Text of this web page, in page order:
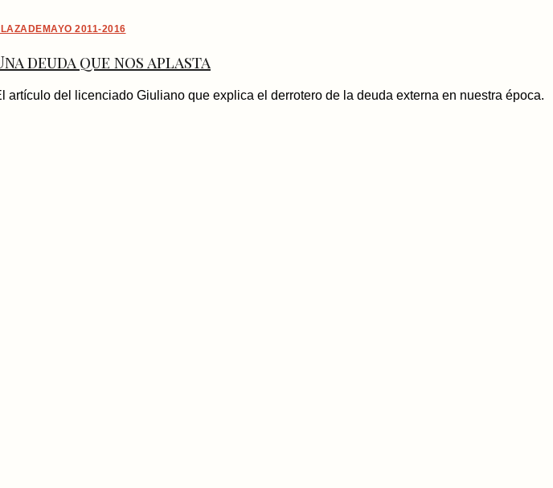
2011-2016
deuda que nos aplasta
artículo del licenciado Giuliano que explica el derrotero de la deuda externa en nuestra época.